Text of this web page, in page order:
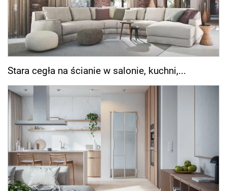
Stara cegła na ścianie w salonie, kuchni,...